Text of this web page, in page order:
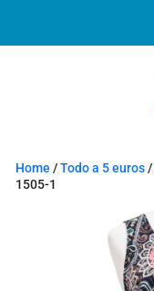
Home /Todo a 5 euros/
1505-1